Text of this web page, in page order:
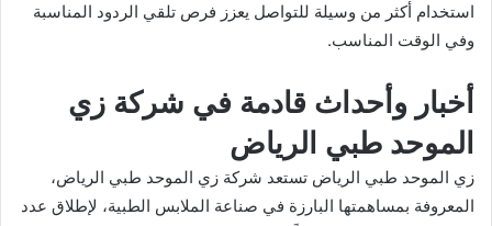
استخدام أكثر من وسيلة للتواصل يعزز فرص تلقي الردود المناسبة
وفي الوقت المناسب.
أخبار وأحداث قادمة في شركة زي
الموحد طبي الرياض
زي الموحد طبي الرياض تستعد شركة زي الموحد طبي الرياض،
المعروفة بمساهمتها البارزة في صناعة الملابس الطبية، لإطلاق عدد